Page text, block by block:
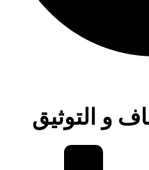
و التوثيق